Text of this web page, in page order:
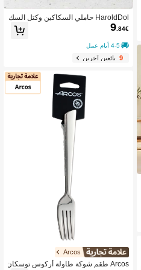
HaroldDol حاملي السكاكين وكتل السك
اكين9.84€
4-5 أيام عمل
9بائعين آخرين
Arcos
Arcos طقم شوكة طاولة أركوس توسكان